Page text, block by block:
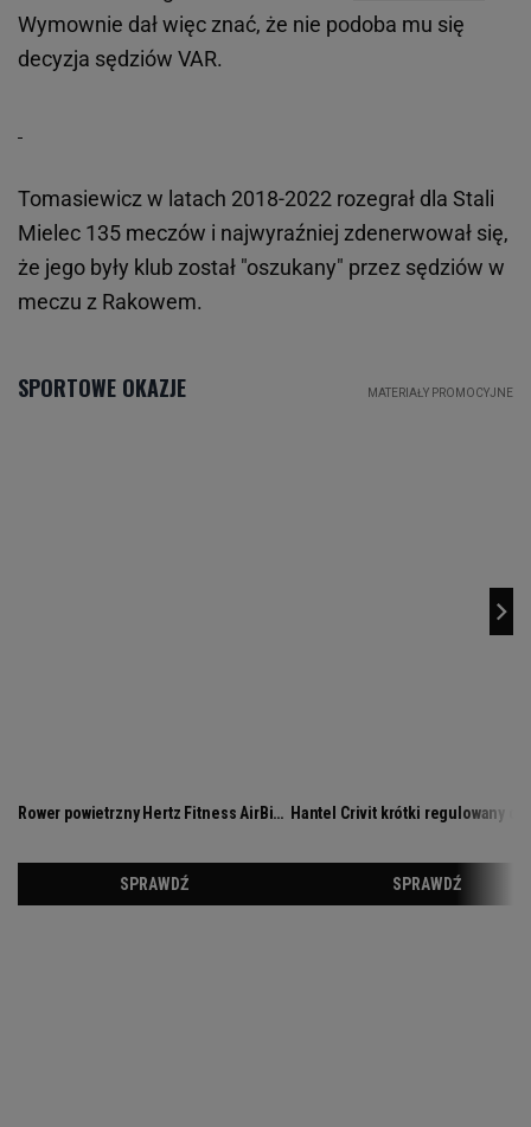
Wymownie dał więc znać, że nie podoba mu się
decyzja sędziów VAR.
Tomasiewicz w latach 2018-2022 rozegrał dla Stali
Mielec 135 meczów i najwyraźniej zdenerwował się,
że jego były klub został "oszukany" przez sędziów w
meczu z Rakowem.